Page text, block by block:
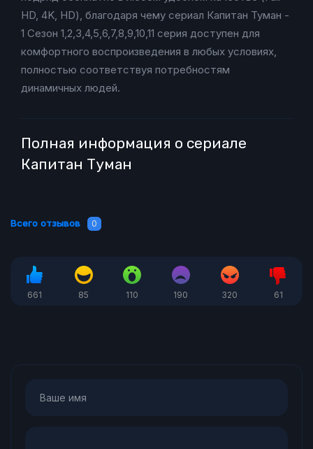
HD, 4K, HD), благодаря чему сериал Капитан Туман -
1 Сезон 1,2,3,4,5,6,7,8,9,10,11 серия доступен для
комфортного воспроизведения в любых условиях,
полностью соответствуя потребностям
динамичных людей.
Полная информация о сериале
Капитан Туман
Всего отзывов 0
661 85 110 190 320 61